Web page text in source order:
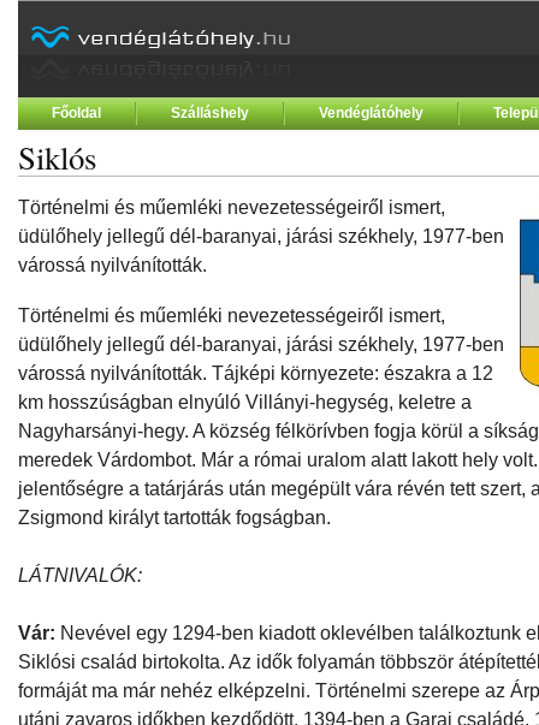
Főoldal Szálláshely Vendéglátóhely
Siklós
Történelmi és műemléki nevezetességeiről ismert,
üdülőhely jellegű dél-baranyai, járási székhely, 1977-ben
várossá nyilvánították.
Történelmi és műemléki nevezetességeiről ismert,
üdülőhely jellegű dél-baranyai, járási székhely, 1977-ben
várossá nyilvánították. Tájképi környezete: északra a 12
km hosszúságban elnyúló Villányi-hegység, keletre a
Nagyharsányi-hegy. A község félkörívben fogja körül a
meredek Várdombot. Már a római uralom alatt lakott hely
jelentőségre a tatárjárás után megépült vára révén tett szert,
Zsigmond királyt tartották fogságban.
LÁTNIVALÓK:
Vár: Nevével egy 1294-ben kiadott oklevélben találkoztunk
Siklósi család birtokolta. Az idők folyamán többször
formáját ma már nehéz elképzelni. Történelmi szerepe az
utáni zavaros időkben kezdődött. 1394-ben a Garai családé.